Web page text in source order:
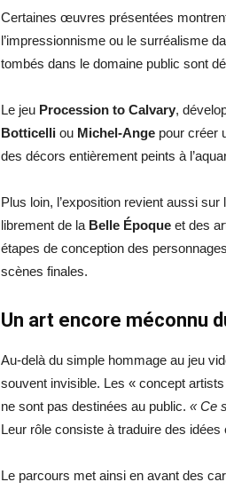
Certaines œuvres présentées
l’impressionnisme ou le surréalisme
tombés dans le domaine public sont
Le jeu Procession to Calvary,
Botticelli ou Michel-Ange pour créer
des décors entièrement peints à
Plus loin, l’exposition revient aussi sur
librement de la Belle Époque et des
étapes de conception des
scènes finales.
Un art encore méconnu
Au-delà du simple hommage au jeu
souvent invisible. Les « concept
ne sont pas destinées au public. « Ce
Leur rôle consiste à traduire des
Le parcours met ainsi en avant des